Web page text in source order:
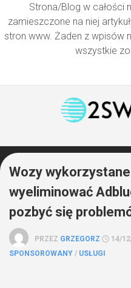
Strona/Blog w całości
zamieszczone na niej
stron www. Żaden z wpisów
wszystkie
Wozy
wyeliminować
pozbyć się
PRZEZ GRZEGORZ 14/
SPONSOROWANY / USŁUGI